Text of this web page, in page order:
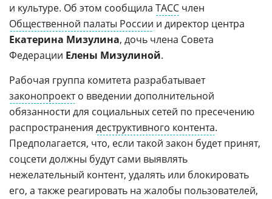
и культуре. Об этом сообщила ТАСС член
Общественной палаты России и директор центра
Екатерина Мизулина, дочь члена Совета
Федерации Елены Мизулиной.
Рабочая группа комитета разрабатывает
законопроекто введении дополнительной
обязанности для социальных сетей по пресечению
распространения деструктивного контента.
Предполагается, что, если такой закон будет принят,
соцсети должны будут сами выявлять
нежелательный контент, удалять или блокировать
его, а также реагировать на жалобы пользователей,